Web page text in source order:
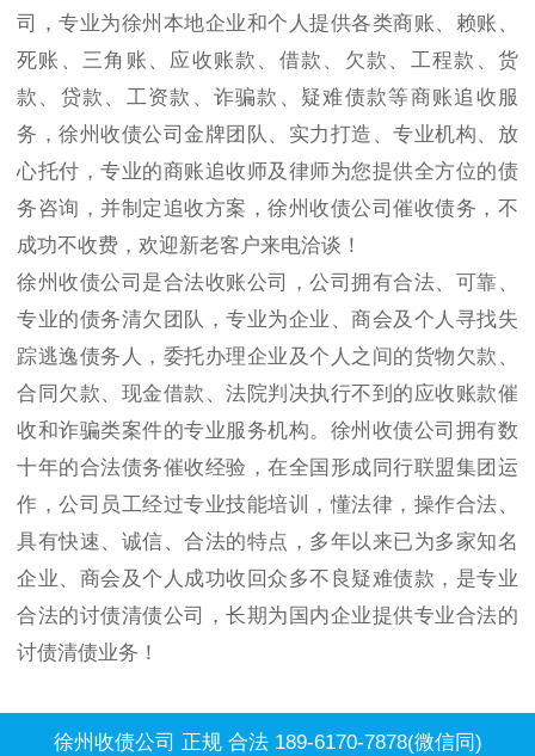
司，专业为徐州本地企业和个人提供各类商账、赖账、
死账、三角账、应收账款、借款、欠款、工程款、货
款、贷款、工资款、诈骗款、疑难债款等商账追收服
务，徐州收债公司金牌团队、实力打造、专业机构、放
心托付，专业的商账追收师及律师为您提供全方位的债
务咨询，并制定追收方案，徐州收债公司催收债务，不
成功不收费，欢迎新老客户来电洽谈！
徐州收债公司是合法收账公司，公司拥有合法、可靠、
专业的债务清欠团队，专业为企业、商会及个人寻找失
踪逃逸债务人，委托办理企业及个人之间的货物欠款、
合同欠款、现金借款、法院判决执行不到的应收账款催
收和诈骗类案件的专业服务机构。徐州收债公司拥有数
十年的合法债务催收经验，在全国形成同行联盟集团运
作，公司员工经过专业技能培训，懂法律，操作合法、
具有快速、诚信、合法的特点，多年以来已为多家知名
企业、商会及个人成功收回众多不良疑难债款，是专业
合法的讨债清债公司，长期为国内企业提供专业合法的
讨债清债业务！
徐州收债公司 正规 合法 189-6170-7878(微信同)